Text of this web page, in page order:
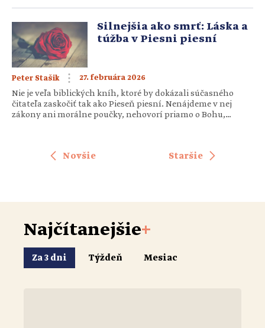
Ako môžeme byť k nezadaným priateľom viac oporou a
menej zdrojom frustrácie či bolesti? Mnohí nezadaní takéto
komentáre počúvajú už roky. […]Silnejšia ako smrť: Láska a
túžba v Piesni piesní
Peter Stašik 27. februára 2026
Nie je veľa biblických kníh, ktoré by dokázali súčasného
čitateľa zaskočiť tak ako Pieseň piesní. Nenájdeme v nej
zákony ani morálne poučky, nehovorí priamo o Bohu,
Novšie Staršie
Najčítanejšie+
Za 3 dni Týždeň Mesiac